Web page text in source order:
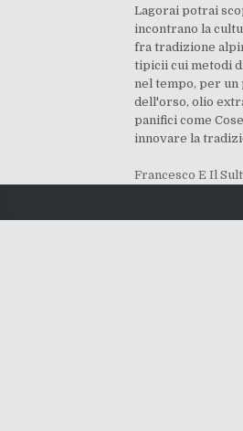
Lagorai potrai
incontrano la
fra tradizione
tipicii cui metodi
nel tempo, per un
dell'orso, olio
panifici come
innovare la
Francesco E Il